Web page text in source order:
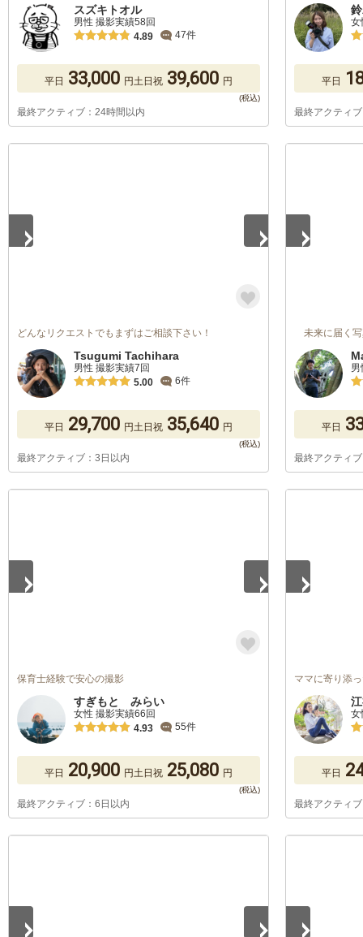
スズキトオル
男性 撮影実績58回
4.89
47件
平日 33,000 円土日祝 39,600 円
最終アクティブ：24時間以内
女
平日
最終アクティ
どんなリクエストでもまずはご相談下さい！
Tsugumi Tachihara
男性 撮影実績7回
5.00
6件
平日 29,700 円土日祝 35,640 円
最終アクティブ：3日以内
未来に届く
平日
最終アクティ
保育士経験で安心の撮影
すぎもと みらい
女性 撮影実績66回
4.93
55件
平日 20,900 円土日祝 25,080 円
最終アクティブ：6日以内
ママに寄り添
女
平日
最終アクティ